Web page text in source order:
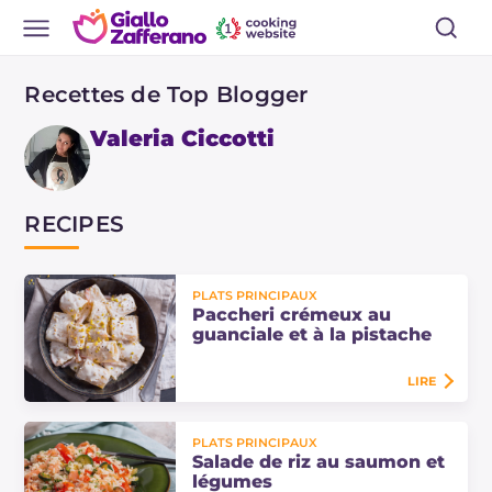
Recettes de Top Blogger
Valeria Ciccotti
RECIPES
PLATS PRINCIPAUX
Paccheri crémeux au
guanciale et à la pistache
et à la pistache sont un plat de
pâtes généreux et savoureux.
LIRE
PLATS PRINCIPAUX
Salade de riz au saumon et
légumes